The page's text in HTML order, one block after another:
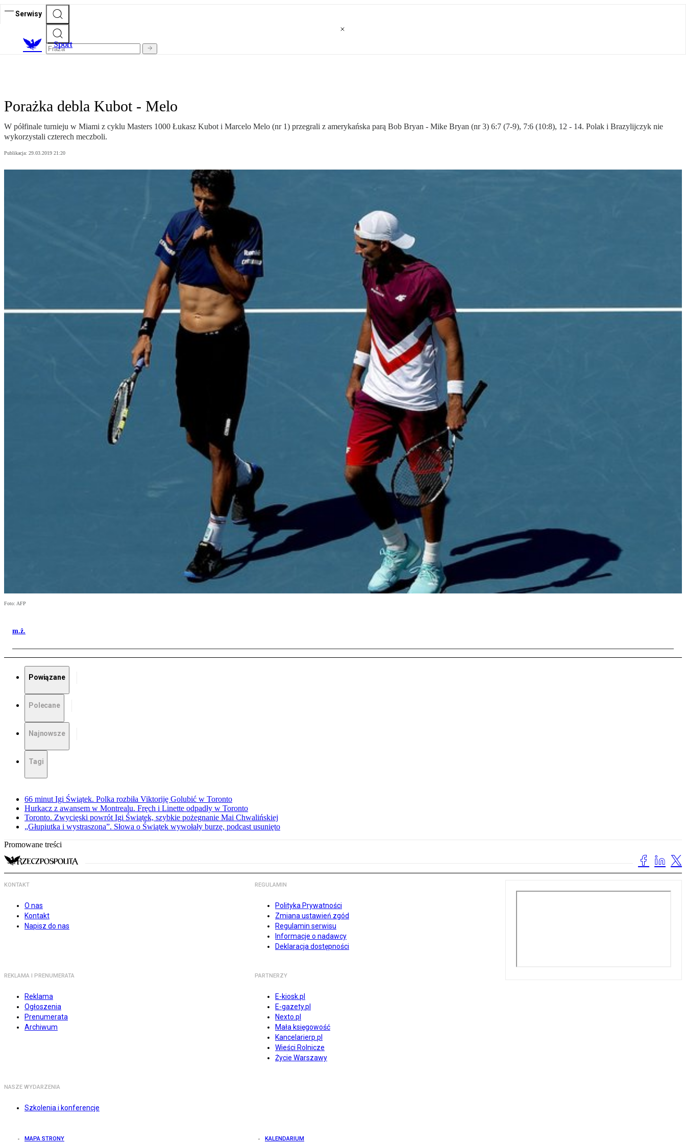
Serwisy
Sport
Porażka debla Kubot - Melo
W półfinale turnieju w Miami z cyklu Masters 1000 Łukasz Kubot i Marcelo Melo (nr 1) przegrali z amerykańska parą Bob Bryan - Mike Bryan (nr 3) 6:7 (7-9), 7:6 (10:8), 12 - 14. Polak i Brazylijczyk nie
wykorzystali czterech meczboli.
Publikacja: 29.03.2019 21:20
Foto: AFP
m.ż.
Powiązane
Polecane
Najnowsze
Tagi
66 minut Igi Świątek. Polka rozbiła Viktoriję Golubić w Toronto
Hurkacz z awansem w Montrealu. Fręch i Linette odpadły w Toronto
Toronto. Zwycięski powrót Igi Świątek, szybkie pożegnanie Mai Chwalińskiej
„Głupiutka i wystraszona”. Słowa o Świątek wywołały burzę, podcast usunięto
Promowane treści
KONTAKT
O nas
Kontakt
Napisz do nas
REGULAMIN
Polityka Prywatności
Zmiana ustawień zgód
Regulamin serwisu
Informacje o nadawcy
Deklaracja dostępności
REKLAMA I PRENUMERATA
Reklama
Ogłoszenia
Prenumerata
Archiwum
PARTNERZY
E-kiosk.pl
E-gazety.pl
Nexto.pl
Mała księgowość
Kancelarierp.pl
Wieści Rolnicze
Życie Warszawy
NASZE WYDARZENIA
Szkolenia i konferencje
MAPA STRONY KALENDARIUM